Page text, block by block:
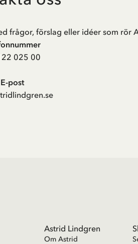
frågor, förslag eller idéer som rör
025 00
E-post
Astrid Lindgren
Om Astrid